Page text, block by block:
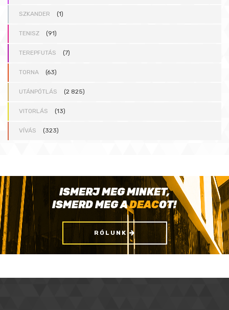
SZKANDER (1)
TENISZ (91)
TEREPFUTÁS (7)
TORNA (63)
UTÁNPÓTLÁS (2 825)
VITORLÁS (13)
VÍVÁS (323)
ISMERJ MEG MINKET,
ISMERD MEG ADEACOT!
RÓLUNK